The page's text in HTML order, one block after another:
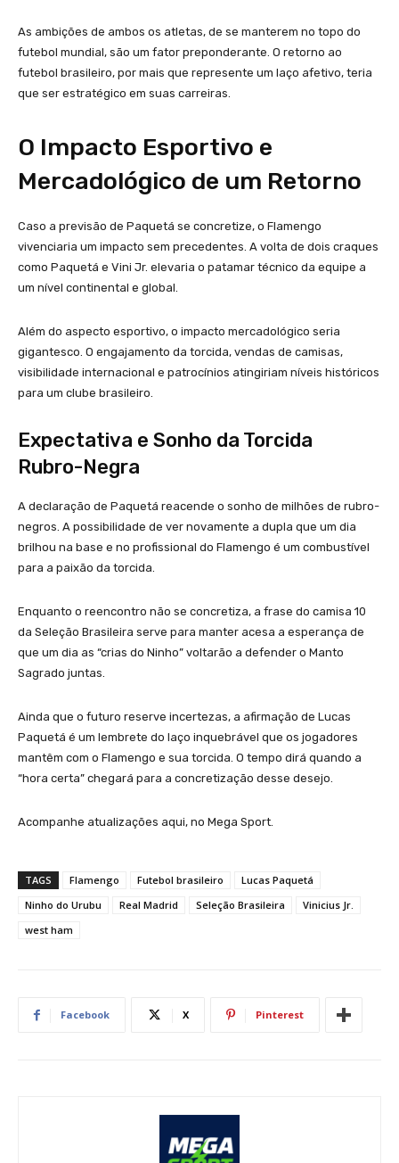
As ambições de ambos os atletas, de se manterem no topo do
futebol mundial, são um fator preponderante. O retorno ao
futebol brasileiro, por mais que represente um laço afetivo, teria
que ser estratégico em suas carreiras.
O Impacto Esportivo e
Mercadológico de um Retorno
Caso a previsão de Paquetá se concretize, o Flamengo
vivenciaria um impacto sem precedentes. A volta de dois craques
como Paquetá e Vini Jr. elevaria o patamar técnico da equipe a
um nível continental e global.
Além do aspecto esportivo, o impacto mercadológico seria
gigantesco. O engajamento da torcida, vendas de camisas,
visibilidade internacional e patrocínios atingiriam níveis históricos
para um clube brasileiro.
Expectativa e Sonho da Torcida
Rubro-Negra
A declaração de Paquetá reacende o sonho de milhões de rubro-
negros. A possibilidade de ver novamente a dupla que um dia
brilhou na base e no profissional do Flamengo é um combustível
para a paixão da torcida.
Enquanto o reencontro não se concretiza, a frase do camisa 10
da Seleção Brasileira serve para manter acesa a esperança de
que um dia as “crias do Ninho” voltarão a defender o Manto
Sagrado juntas.
Ainda que o futuro reserve incertezas, a afirmação de Lucas
Paquetá é um lembrete do laço inquebrável que os jogadores
mantêm com o Flamengo e sua torcida. O tempo dirá quando a
“hora certa” chegará para a concretização desse desejo.
Acompanhe atualizações aqui, no Mega Sport.
TAGS Flamengo Futebol brasileiro
Lucas Paquetá
Ninho do Urubu
Real Madrid Seleção Brasileira
Vinicius Jr.
west ham
Facebook X Pinterest